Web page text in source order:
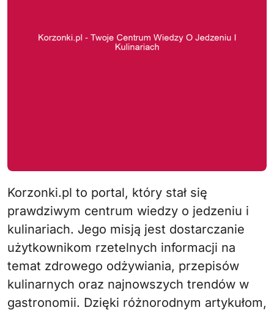
Korzonki.pl to portal, który stał się
prawdziwym centrum wiedzy o jedzeniu i
kulinariach. Jego misją jest dostarczanie
użytkownikom rzetelnych informacji na
temat zdrowego odżywiania, przepisów
kulinarnych oraz najnowszych trendów w
gastronomii. Dzięki różnorodnym artykułom,